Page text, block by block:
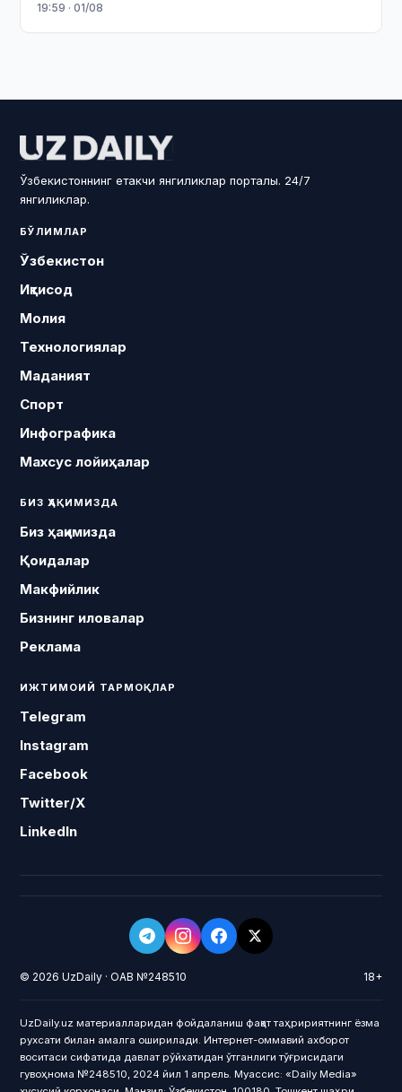
19:59 · 01/08
Ўзбекистоннинг етакчи янгиликлар порталы. 24/7
янгиликлар.
БЎЛИМЛАР
Ўзбекистон
Иқтисод
Молия
Технологиялар
Маданият
Спорт
Инфографика
Махсус лойиҳалар
БИЗ ҲАҚИМИЗДА
Биз ҳақимизда
Қоидалар
Макфийлик
Бизнинг иловалар
Реклама
ИЖТИМОИЙ ТАРМОҚЛАР
Telegram
Instagram
Facebook
Twitter/X
LinkedIn
© 2026 UzDaily · ОАВ №248510 18+
UzDaily.uz материалларидан фойдаланиш фақат таҳририятнинг ёзма
рухсати билан амалга оширилади. Интернет-оммавий ахборот
воситаси сифатида давлат рўйхатидан ўтганлиги тўғрисидаги
гувоҳнома №248510, 2024 йил 1 апрель. Муассис: «Daily Media»